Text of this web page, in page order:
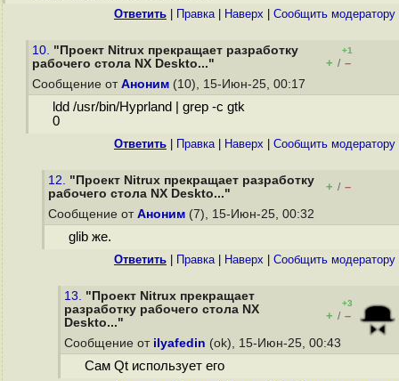
Ответить Правка| Наверх Cообщить модератору
10. "Проект Nitrux прекращает разработку
рабочего стола NX Deskto..."
+1
+ / –
Сообщение от Аноним (10), 15-Июн-25, 00:17
ldd /usr/bin/Hyprland | grep -c gtk
0
Ответить Правка| Наверх Cообщить модератору
12. "Проект Nitrux прекращает разработку
рабочего стола NX Deskto..."
+ / –
Сообщение от Аноним (7), 15-Июн-25, 00:32
glib же.
Ответить Правка| Наверх Cообщить модератору
13. "Проект Nitrux прекращает
разработку рабочего стола NX
Deskto..."
+3
+ / –
Сообщение от ilyafedin (ok), 15-Июн-25, 00:43
Сам Qt использует его